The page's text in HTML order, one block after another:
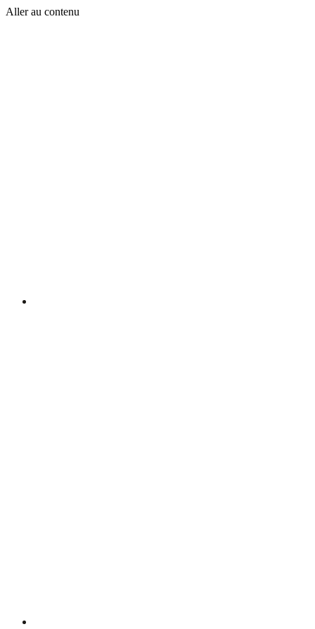
Aller au contenu